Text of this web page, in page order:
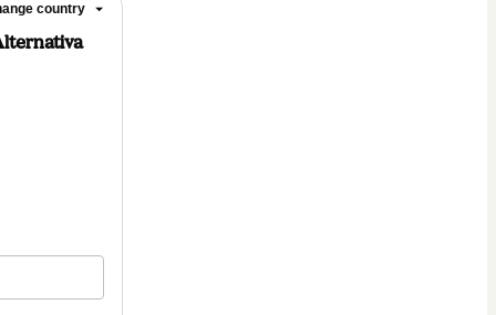
country